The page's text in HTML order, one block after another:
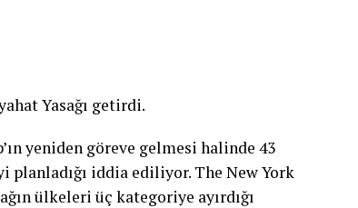
Yasağı getirdi.
yeniden göreve gelmesi halinde 43
planladığı iddia ediliyor. The New York
ülkeleri üç kategoriye ayırdığı